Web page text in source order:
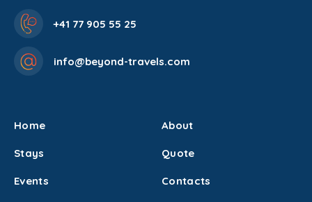
+41 77 905 55 25
info@beyond-travels.com
Home
Stays
Events
About
Quote
Contacts